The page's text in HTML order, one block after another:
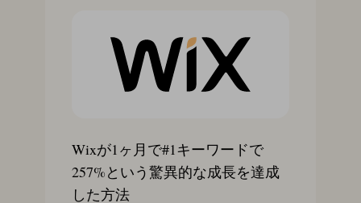
Wixが1ヶ月で#1キーワードで
257%という驚異的な成長を達成
した方法